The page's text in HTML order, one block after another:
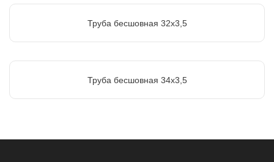
Труба бесшовная 32х3,5
Труба бесшовная 34х3,5